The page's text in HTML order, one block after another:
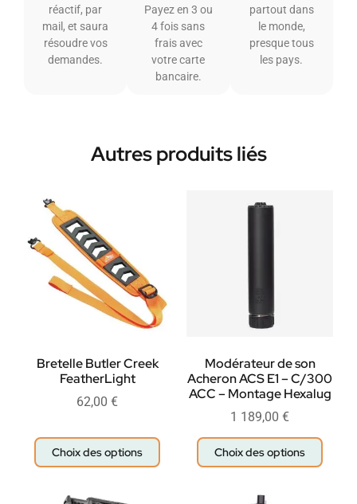
réactif, par
mail, et saura
résoudre vos
demandes.
Payez en 3 ou
4 fois sans
frais avec
votre carte
bancaire.
partout dans
le monde,
presque tous
les pays.
Autres produits liés
Bretelle Butler Creek
FeatherLight
62,00 €
Choix des options
Modérateur de son
Acheron ACS E1 – C/300
ACC – Montage Hexalug
1 189,00 €
Choix des options